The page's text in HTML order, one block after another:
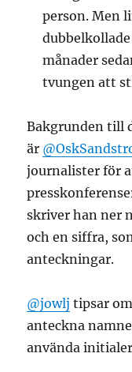
person. Men
månader
tvungen att
Bakgrunden till
är
journalister för
skriver han ner
och en siffra,
anteckningar.
@jowlj tipsar
anteckna
använda